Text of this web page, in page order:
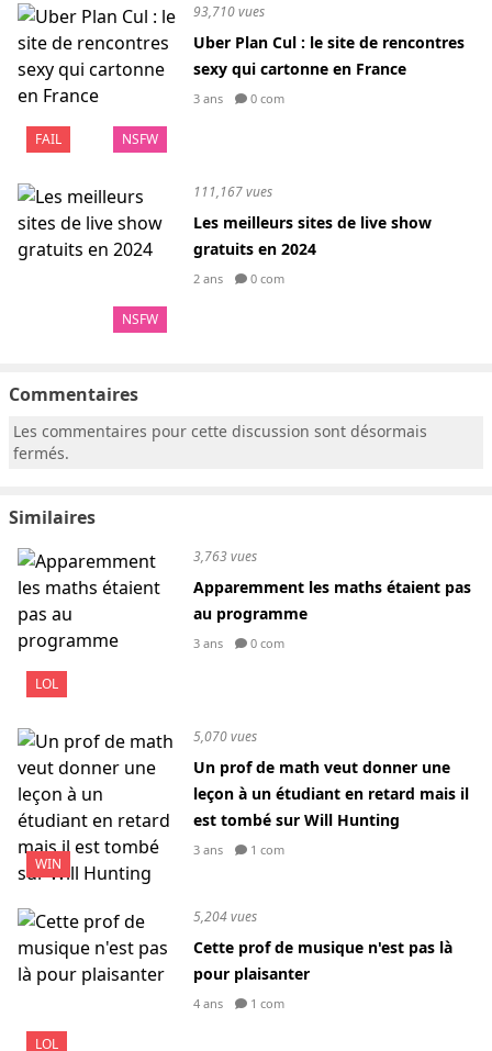
FAIL NSFW
93,710 vues
Uber Plan Cul : le site de rencontres
sexy qui cartonne en France
3 ans 0 com
NSFW
111,167 vues
Les meilleurs sites de live show
gratuits en 2024
2 ans 0 com
Commentaires
Les commentaires pour cette discussion sont désormais
fermés.
Similaires
LOL
3,763 vues
Apparemment les maths étaient pas
au programme
3 ans 0 com
WIN
5,070 vues
Un prof de math veut donner une
leçon à un étudiant en retard mais il
est tombé sur Will Hunting
3 ans 1 com
LOL
5,204 vues
Cette prof de musique n'est pas là
pour plaisanter
4 ans 1 com